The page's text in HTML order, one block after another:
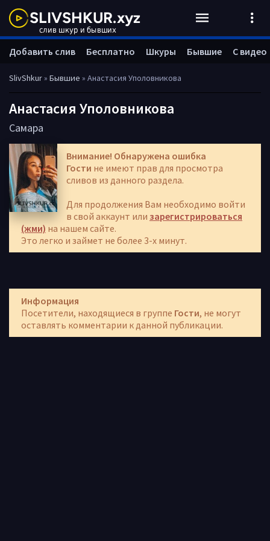
SlivShkur» Бывшие » Анастасия Уполовникова
Анастасия Уполовникова
Самара
Внимание! Обнаружена ошибка
Гости не имеют прав для просмотра
сливов из данного раздела.
Для продолжения Вам необходимо войти
в свой аккаунт или зарегистрироваться
(жми) на нашем сайте.
Это легко и займет не более 3-х минут.
Информация
Посетители, находящиеся в группе Гости, не могут
оставлять комментарии к данной публикации.
Добавить слив Бесплатно Шкуры Бывшие С видео